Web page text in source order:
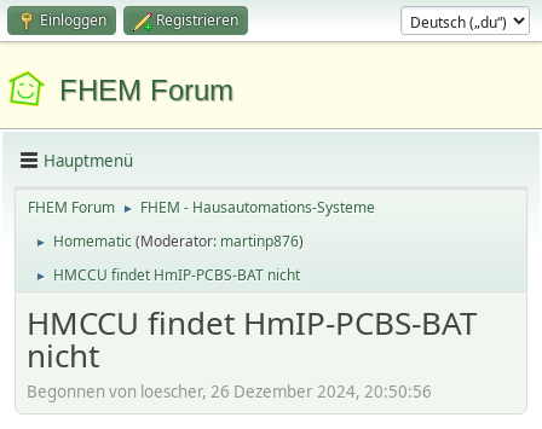
Einloggen Registrieren
FHEM Forum
Hauptmenü
FHEM Forum ► FHEM - Hausautomations-Systeme
► Homematic(Moderator: martinp876)
► HMCCU findet HmIP-PCBS-BAT nicht
HMCCU findet HmIP-PCBS-BAT
nicht
Begonnen von loescher, 26 Dezember 2024, 20:50:56